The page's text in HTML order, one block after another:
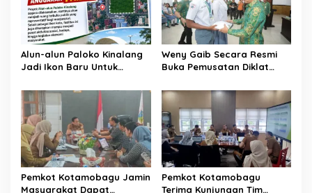
Alun-alun Paloko Kinalang
Jadi Ikon Baru Untuk
Kotamobagu
Weny Gaib Secara Resmi
Buka Pemusatan Diklat
Kotamobagu
Pemkot Kotamobagu Jamin
Masyarakat Dapat
Pemkot Kotamobagu
Terima Kunjungan Tim